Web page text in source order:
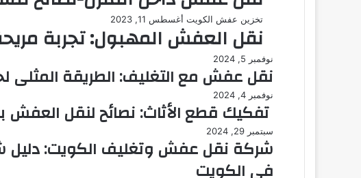
تخزين عفش الكويت أغسطس 11, 2023
نقل العفش المهبول: تجربة
نوفمبر 5, 2024
نقل عفش مع التغليف: الطريقة المثلى
نوفمبر 4, 2024
تفكيك قطع الأثاث: نصائح لنقل
سبتمبر 29, 2024
شركة نقل عفش وتغليف الكويت: دليل
في الكويت